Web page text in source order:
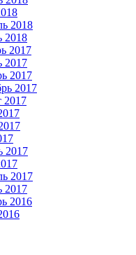
2018
2018
2017
2017
2017
2017
2017
2017
2017
2017
2016